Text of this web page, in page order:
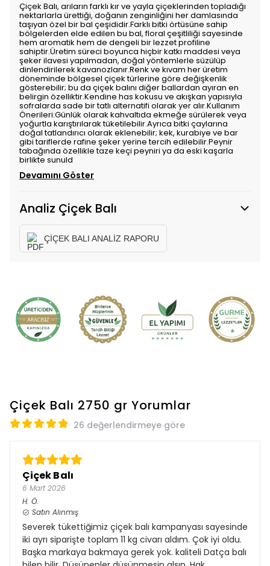
Çiçek Balı, arıların farklı kır ve yayla çiçeklerinden topladığı
nektarlarla ürettiği, doğanın zenginliğini her damlasında
taşıyan özel bir bal çeşididir.Farklı bitki örtüsüne sahip
bölgelerden elde edilen bu bal, floral çeşitliliği sayesinde
hem aromatik hem de dengeli bir lezzet profiline
sahiptir.Üretim süreci boyunca hiçbir katkı maddesi veya
şeker ilavesi yapılmadan, doğal yöntemlerle süzülüp
dinlendirilerek kavanozlanır.Renk ve kıvam her üretim
döneminde bölgesel çiçek türlerine göre değişkenlik
gösterebilir; bu da çiçek balını diğer ballardan ayıran en
belirgin özelliktir.Kendine has kokusu ve akışkan yapısıyla
sofralarda sade bir tatlı alternatifi olarak yer alır.Kullanım
Önerileri:Günlük olarak kahvaltıda ekmeğe sürülerek veya
yoğurtla karıştırılarak tüketilebilir.Ayrıca bitki çaylarına
doğal tatlandırıcı olarak eklenebilir; kek, kurabiye ve bar
gibi tariflerde rafine şeker yerine tercih edilebilir.Peynir
tabağında özellikle taze keçi peyniri ya da eski kaşarla
birlikte sunuld
Devamını Göster
Analiz Çiçek Balı
ÇİÇEK BALI ANALİZ RAPORU
Çiçek Balı 2750 gr Yorumlar
26 değerlendirmeye göre
Çiçek Balı
6 Mart 2026
H. Ö.
Satın Alınmış
Severek tükettiğimiz çiçek balı kampanyası sayesinde
iki ayrı siparişte toplam 11 kg civarı aldım. Çok iyi oldu.
Başka markaya bakmaya gerek yok. kaliteli Datça balı